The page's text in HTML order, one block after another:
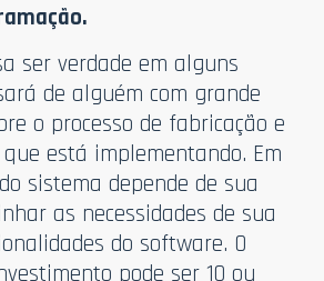
ser verdade em alguns
de alguém com grande
o processo de fabricação e
está implementando. Em
sistema depende de sua
as necessidades de sua
do software. O
pode ser 10 ou